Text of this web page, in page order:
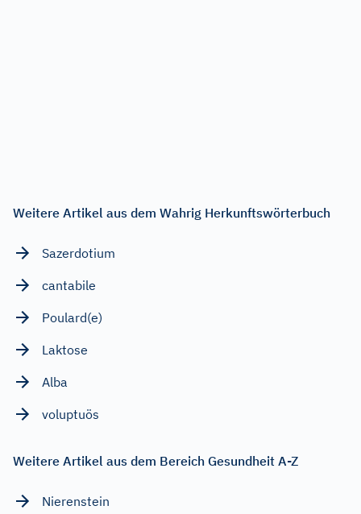
Weitere Artikel aus dem Wahrig Herkunftswörterbuch
Sazerdotium
cantabile
Poulard(e)
Laktose
Alba
voluptuös
Weitere Artikel aus dem Bereich Gesundheit A-Z
Nierenstein